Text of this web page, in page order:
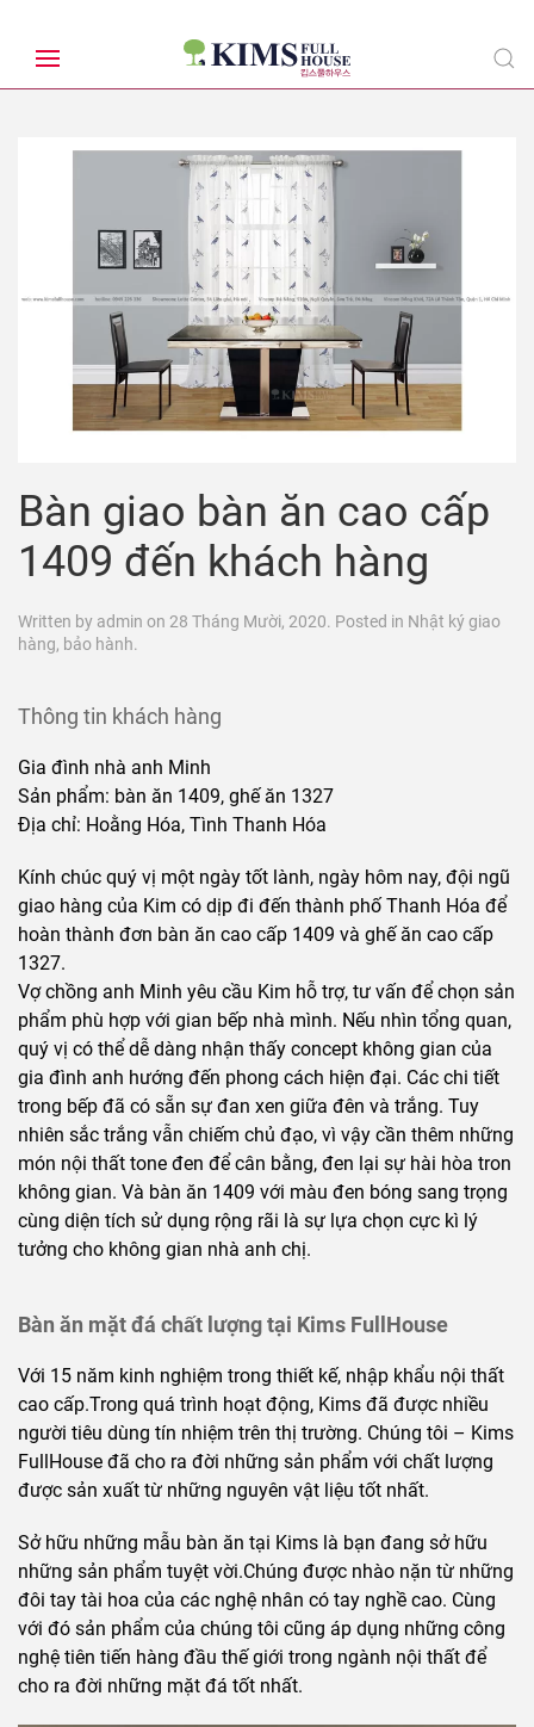
Bàn giao bàn ăn cao cấp
1409 đến khách hàng
Written by admin on 28 Tháng Mười, 2020. Posted in Nhật ký giao
hàng, bảo hành.
Thông tin khách hàng
Gia đình nhà anh Minh
Sản phẩm: bàn ăn 1409, ghế ăn 1327
Địa chỉ: Hoằng Hóa, Tình Thanh Hóa
Kính chúc quý vị một ngày tốt lành, ngày hôm nay, đội ngũ
giao hàng của Kim có dịp đi đến thành phố Thanh Hóa để
hoàn thành đơn bàn ăn cao cấp 1409 và ghế ăn cao cấp
1327.
Vợ chồng anh Minh yêu cầu Kim hỗ trợ, tư vấn để chọn sản
phẩm phù hợp với gian bếp nhà mình. Nếu nhìn tổng quan,
quý vị có thể dễ dàng nhận thấy concept không gian của
gia đình anh hướng đến phong cách hiện đại. Các chi tiết
trong bếp đã có sẵn sự đan xen giữa đên và trắng. Tuy
nhiên sắc trắng vẫn chiếm chủ đạo, vì vậy cần thêm những
món nội thất tone đen để cân bằng, đen lại sự hài hòa tron
không gian. Và bàn ăn 1409 với màu đen bóng sang trọng
cùng diện tích sử dụng rộng rãi là sự lựa chọn cực kì lý
tưởng cho không gian nhà anh chị.
Bàn ăn mặt đá chất lượng tại Kims FullHouse
Với 15 năm kinh nghiệm trong thiết kế, nhập khẩu nội thất
cao cấp.Trong quá trình hoạt động, Kims đã được nhiều
người tiêu dùng tín nhiệm trên thị trường. Chúng tôi – Kims
FullHouse đã cho ra đời những sản phẩm với chất lượng
được sản xuất từ những nguyên vật liệu tốt nhất.
Sở hữu những mẫu bàn ăn tại Kims là bạn đang sở hữu
những sản phẩm tuyệt vời.Chúng được nhào nặn từ những
đôi tay tài hoa của các nghệ nhân có tay nghề cao. Cùng
với đó sản phẩm của chúng tôi cũng áp dụng những công
nghệ tiên tiến hàng đầu thế giới trong ngành nội thất để
cho ra đời những mặt đá tốt nhất.